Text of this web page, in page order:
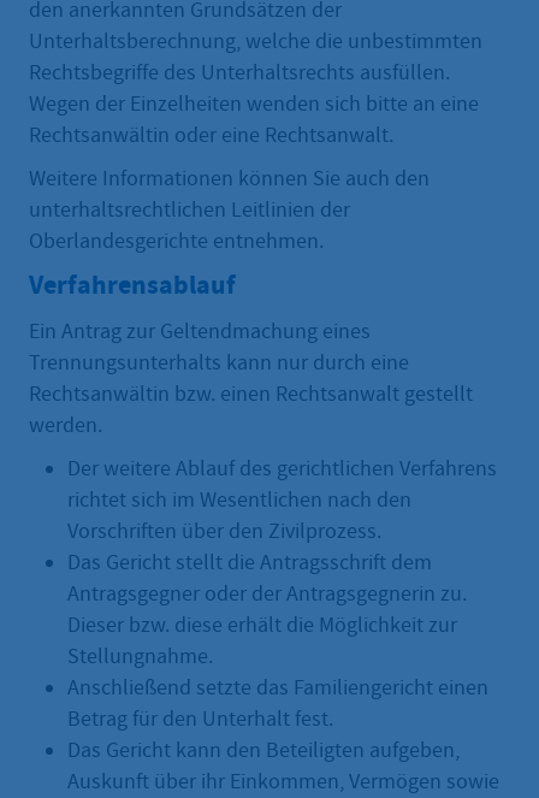
den anerkannten Grundsätzen der
Unterhaltsberechnung, welche die unbestimmten
Rechtsbegriffe des Unterhaltsrechts ausfüllen.
Wegen der Einzelheiten wenden sich bitte an eine
Rechtsanwältin oder eine Rechtsanwalt.
Weitere Informationen können Sie auch den
unterhaltsrechtlichen Leitlinien der
Oberlandesgerichte entnehmen.
Verfahrensablauf
Ein Antrag zur Geltendmachung eines
Trennungsunterhalts kann nur durch eine
Rechtsanwältin bzw. einen Rechtsanwalt gestellt
werden.
Der weitere Ablauf des gerichtlichen Verfahrens
richtet sich im Wesentlichen nach den
Vorschriften über den Zivilprozess.
Das Gericht stellt die Antragsschrift dem
Antragsgegner oder der Antragsgegnerin zu.
Dieser bzw. diese erhält die Möglichkeit zur
Stellungnahme.
Anschließend setzte das Familiengericht einen
Betrag für den Unterhalt fest.
Das Gericht kann den Beteiligten aufgeben,
Auskunft über ihr Einkommen, Vermögen sowie